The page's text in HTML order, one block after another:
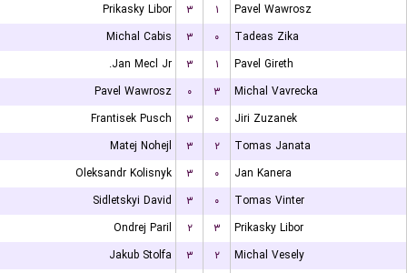
Prikasky Libor
۳ ۱
Pavel Wawrosz
Michal Cabis
۳ ۰
Tadeas Zika
Jan Mecl Jr.
۳ ۱
Pavel Gireth
Pavel Wawrosz
۰ ۳
Michal Vavrecka
Frantisek Pusch
۳ ۰
Jiri Zuzanek
Matej Nohejl
۳ ۲
Tomas Janata
Oleksandr Kolisnyk
۳ ۰
Jan Kanera
Sidletskyi David
۳ ۰
Tomas Vinter
Ondrej Paril
۲ ۳
Prikasky Libor
Jakub Stolfa
۳ ۲
Michal Vesely